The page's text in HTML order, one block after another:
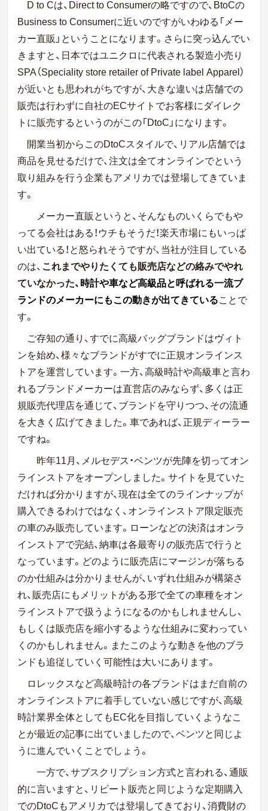
D to Cは、Direct to Consumerの略ですので、BtoCの
Business to Consumerに近いのですがいわゆる「メー
カー直販」ということになります。さらに突っ込んでい
きますと、日本ではユニクロに代表される製造小売り
SPA（Speciality store retailer of Private label Apparel）
が近いとも思われがちですが、大きな違いは店舗での
販売は行わずに自社のECサイトでお客様にダイレク
トに販売するというのがこの「DtoC」になります。
開業当初からこのDtoCスタイルで、リアル店舗では
商品を見せるだけで、注文は全てオンラインでという
取り組みを行う企業もアメリカでは登場してきていま
す。
メーカー直販というと、そんなものいくらでもや
ってる会社はある！ウチもそうだ！楽天市場にもいっぱ
い出ている！と怒られそうですが、当社が注目している
のは、 これまでやりたくても販売店などの絡みでやれ
ていなかった、時計や車など高級品と呼ばれる一流ブ
ランドのメーカーにもこの動きが出てきていることで
す。
ご存知の通り、すでに高級バッグブランドはヴィト
ンを始め、様々なブランドがすでに正規オンラインス
トアを運営しています。一方、高級時計や高級車と言わ
れるブランドメーカーは直営店のみならず、多くは正
規販売代理店を通じて、ブランドを守りつつ、その流通
を大きく広げてきました。車であれば、正規ディーラー
ですね。
昨年11月、メルセデス・ベンツが先陣を切ってオン
ラインストアをオープンしました。サイトを見ていた
だければ分かりますが、現在は全てのラインナップが
購入できるわけではなく、オンラインストア限定販売
の車のみ販売しています。ローンなどの決済はオンラ
インストアで完結、納車は各最寄りの販売店で行うと
なっています。どのように販売店にマージンが落ちる
のか仕組みは分かりませんが、いずれ仕組みが構築さ
れ、販売店にもメリットがある形で全ての車種をオン
ラインストアで扱うようになるのかもしれませんし、
もしくは販売店を縮小するような仕組みに変わってい
くのかもしれません。またこのような動きを他のブラ
ンドも追従していく可能性は大いにあります。
ロレックスなど高級時計の各ブランドはまだ自前の
オンラインストアに着手していない感じですが、高級
時計業界全体としてもEC化を目指していくようなこ
とが最近の記事に出ていましたので、ベンツと同じよ
うに進んでいくことでしょう。
一方で、サブスクリプション方式と言われる、通販
的に言いますと、リピート販売と同じような定期購入
でのDtoCもアメリカでは登場してきており、消費財の